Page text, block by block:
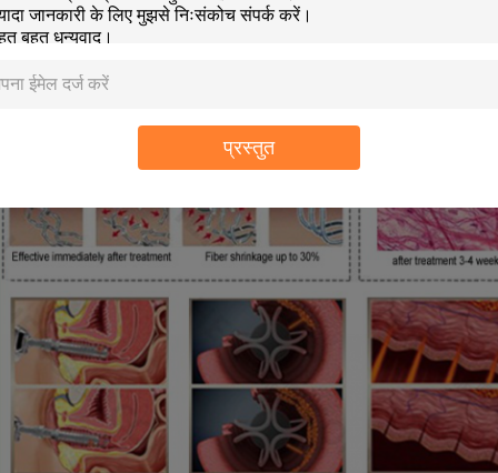
प्रस्तुत
कसने वाला कैप्सूल-- सिद्धांत
संकेत देता है कि योनि के ऊतक की आंतरिक परतों का थर्मल हीटिंग कोलेजन और एलेस्टिन संकुचन और
इसके अतिरिक्त स्ट्रिंग जैसे मोटे और लंबे कोलेजन फाइबरों के साथ सम्मिलित फर्म "युवा" योनि ऊतक को